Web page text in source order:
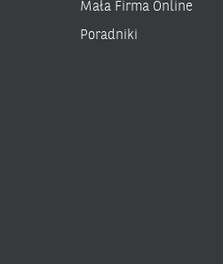
Mała Firma Online
Poradniki